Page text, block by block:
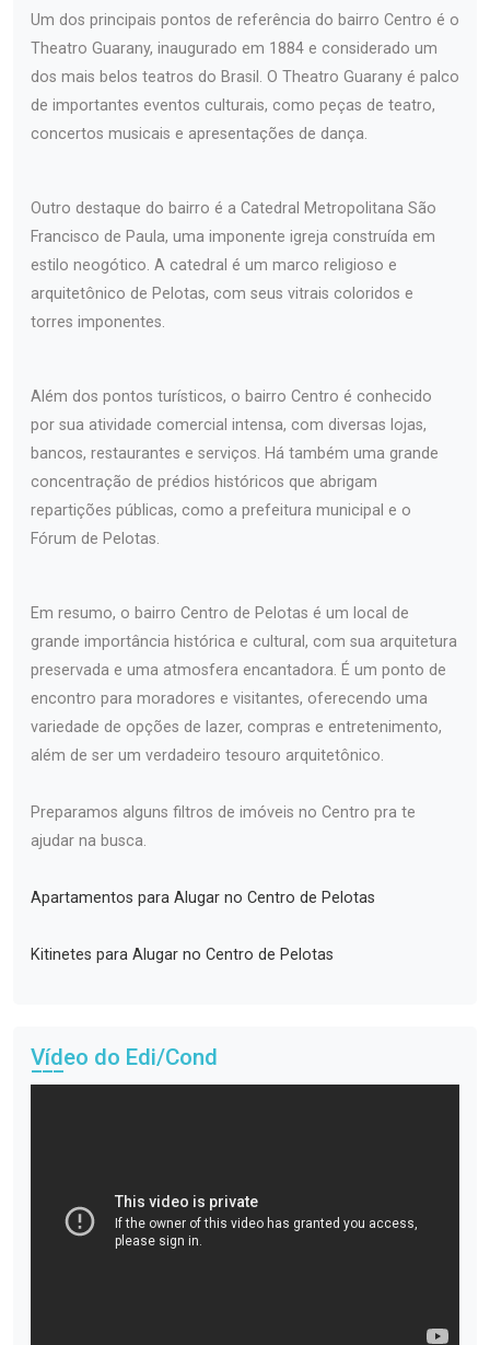
Um dos principais pontos de referência do bairro Centro é o
Theatro Guarany, inaugurado em 1884 e considerado um
dos mais belos teatros do Brasil. O Theatro Guarany é palco
de importantes eventos culturais, como peças de teatro,
concertos musicais e apresentações de dança.
Outro destaque do bairro é a Catedral Metropolitana São
Francisco de Paula, uma imponente igreja construída em
estilo neogótico. A catedral é um marco religioso e
arquitetônico de Pelotas, com seus vitrais coloridos e
torres imponentes.
Além dos pontos turísticos, o bairro Centro é conhecido
por sua atividade comercial intensa, com diversas lojas,
bancos, restaurantes e serviços. Há também uma grande
concentração de prédios históricos que abrigam
repartições públicas, como a prefeitura municipal e o
Fórum de Pelotas.
Em resumo, o bairro Centro de Pelotas é um local de
grande importância histórica e cultural, com sua arquitetura
preservada e uma atmosfera encantadora. É um ponto de
encontro para moradores e visitantes, oferecendo uma
variedade de opções de lazer, compras e entretenimento,
além de ser um verdadeiro tesouro arquitetônico.
Preparamos alguns filtros de imóveis no Centro pra te
ajudar na busca.
Apartamentos para Alugar no Centro de Pelotas
Kitinetes para Alugar no Centro de Pelotas
Vídeo do Edi/Cond